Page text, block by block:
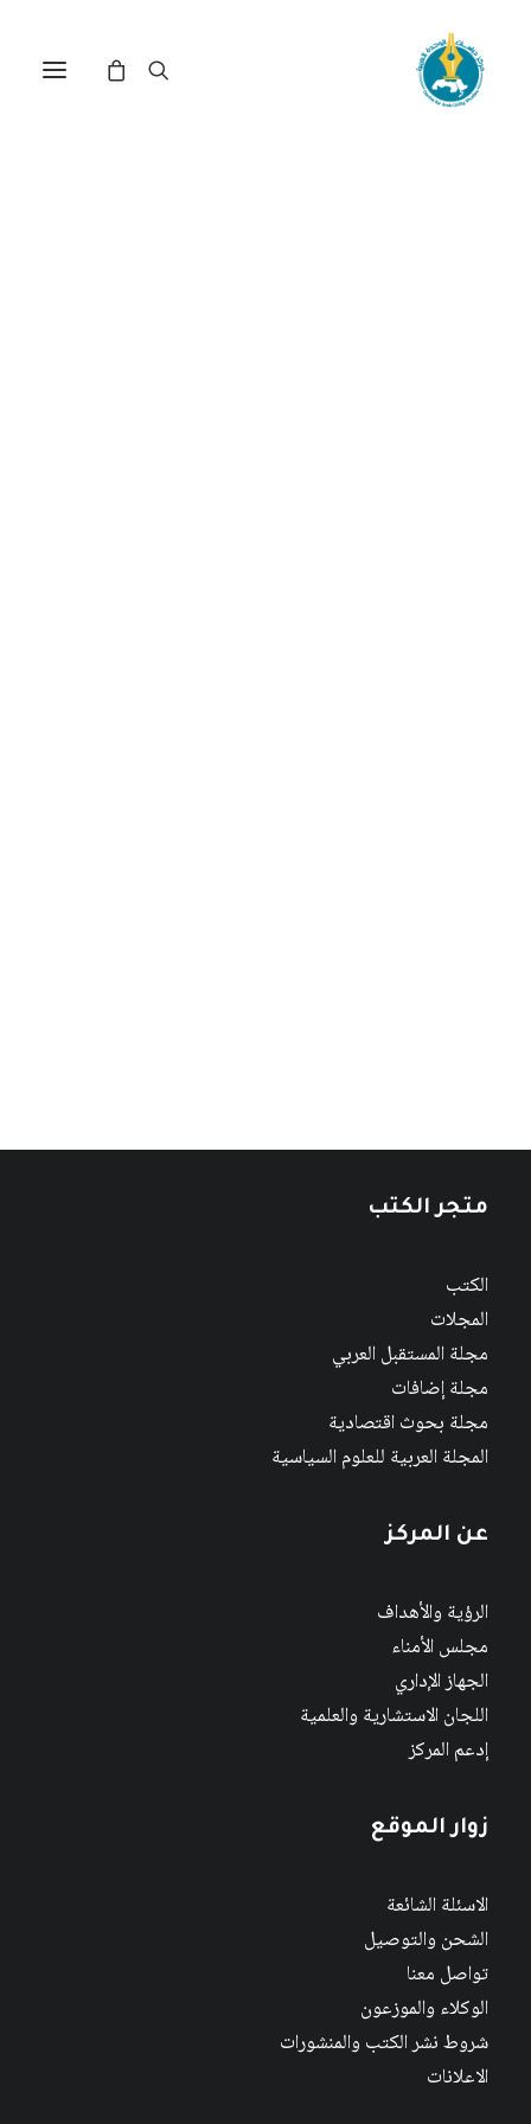
مركز دراسات الوحدة العربية
متجر الكتب
الكتب
المجلات
مجلة المستقبل العربي
مجلة إضافات
مجلة بحوث اقتصادية
المجلة العربية للعلوم السياسية
عن المركز
الرؤية والأهداف
مجلس الأمناء
الجهاز الإداري
اللجان الاستشارية والعلمية
إدعم المركز
زوار الموقع
الاسئلة الشائعة
الشحن والتوصيل
تواصل معنا
الوكلاء والموزعون
شروط نشر الكتب والمنشورات
الاعلانات